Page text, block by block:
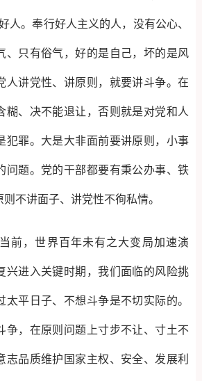
人。奉行好人主义的人，没有公心、
、只有俗气，好的是自己，坏的是风
人讲党性、讲原则，就要讲斗争。在
糊、决不能退让，否则就是对党和人
犯罪。大是大非面前要讲原则，小事
问题。党的干部都要有秉公办事、铁
不讲面子、讲党性不徇私情。
，世界百年未有之大变局加速演
兴进入关键时期，我们面临的风险挑
太平日子、不想斗争是不切实际的。
争，在原则问题上寸步不让、寸土不
志品质维护国家主权、安全、发展利